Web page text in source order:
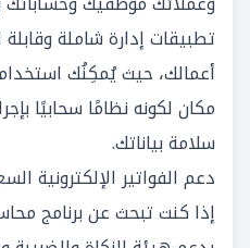
تطبيقات إدارة شاملة
أعمالك، حيث يُمكِنُك
مكان لكونه نظامًا سحابيًا
سلامة بياناتك.
دعم الفواتير الإلكترونية
إذا كنت تبحث عن برنامج